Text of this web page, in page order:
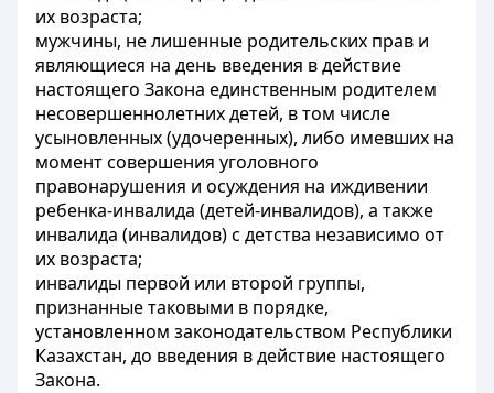
их возраста;
мужчины, не лишенные родительских прав и
являющиеся на день введения в действие
настоящего Закона единственным родителем
несовершеннолетних детей, в том числе
усыновленных (удочеренных), либо имевших на
момент совершения уголовного
правонарушения и осуждения на иждивении
ребенка-инвалида (детей-инвалидов), а также
инвалида (инвалидов) с детства независимо от
их возраста;
инвалиды первой или второй группы,
признанные таковыми в порядке,
установленном законодательством Республики
Казахстан, до введения в действие настоящего
Закона.